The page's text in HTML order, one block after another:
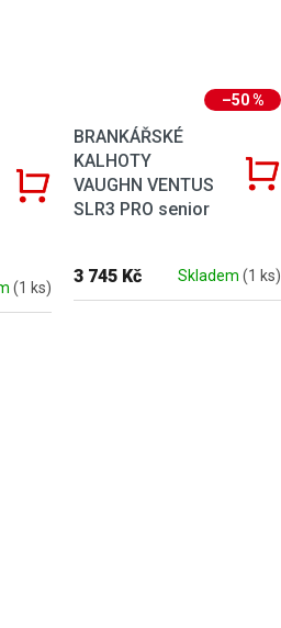
(1 ks)
–50 %
BRANKÁŘSKÉ
KALHOTY
VAUGHN VENTUS
SLR3 PRO senior
Skladem(1 ks)
3 745 Kč